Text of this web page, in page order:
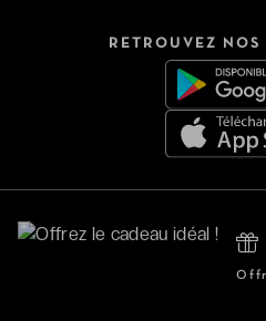
RETROUVEZ